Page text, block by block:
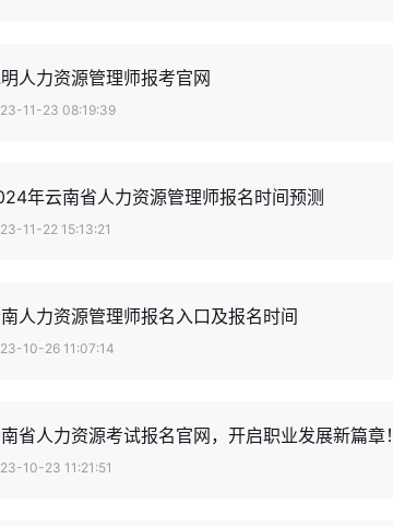
人力资源管理师报考官网
11-23 08:19:39
年云南省人力资源管理师报名时间预测
11-22 15:13:21
人力资源管理师报名入口及报名时间
10-26 11:07:14
省人力资源考试报名官网，开启职业发展新篇章！
10-23 11:21:51